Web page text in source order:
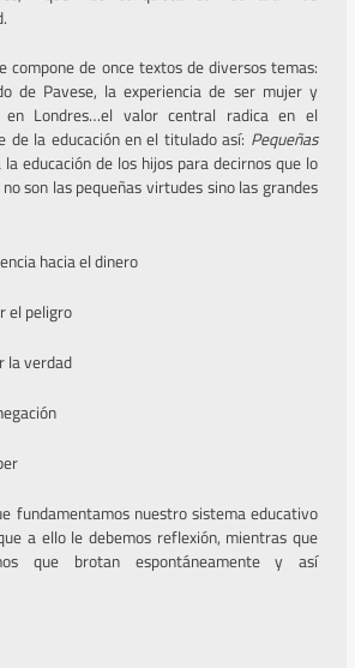
compone de once textos de diversos temas:
de Pavese, la experiencia de ser mujer y
en Londres…el valor central radica en el
la educación en el titulado así: Pequeñas
educación de los hijos para decirnos que lo
son las pequeñas virtudes sino las grandes
hacia el dinero
el peligro
la verdad
fundamentamos nuestro sistema educativo
a ello le debemos reflexión, mientras que
que brotan espontáneamente y así